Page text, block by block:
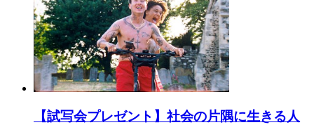
【試写会プレゼント】社会の片隅に生きる人